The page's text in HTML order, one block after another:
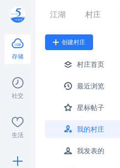
存储
社交
生活
江湖 村庄
创建村庄
村庄首页
最近浏览
星标帖子
我的村庄
我发表的